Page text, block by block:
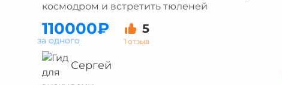
космодром и встретить тюленей
110000₽ 5
1 отзыв
за одного
Сергей